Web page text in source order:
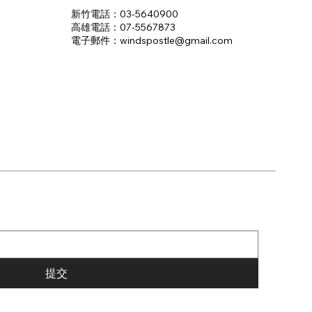
新竹電話：03-5640900
高雄電話：07-5567873
電子郵件：​windspostle@gmail.com
提交